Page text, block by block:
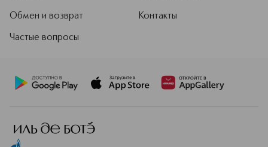
Обмен и возврат
Частые вопросы
Контакты